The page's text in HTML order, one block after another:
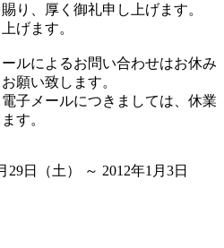
り、厚く御礼申し上げます。
げます。
ルによるお問い合わせはお休み
願い致します。
子メールにつきましては、休業
す。
日（土） ～ 2012年1月3日